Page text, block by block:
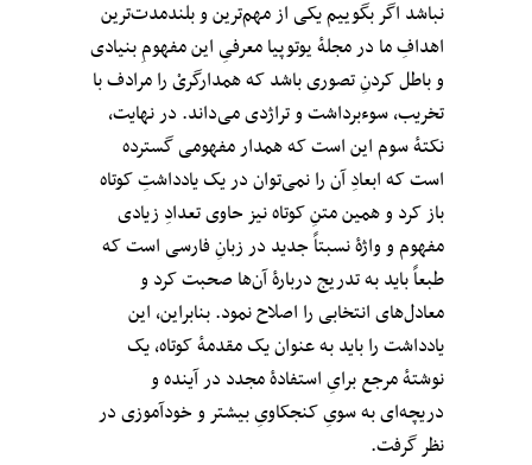
نباشد اگر بگوییم یکی از مهم‌ترین و بلندمدت‌ترین
اهدافِ ما در مجلهٔ یوتوپیا معرفیِ این مفهومِ بنیادی
و باطل کردنِ تصوری باشد که همدارگریْ را مرادف با
تخریب، سوءبرداشت و تراژدی می‌داند. در نهایت،
نکتهٔ سوم این است که همدار مفهومی گسترده
است که ابعادِ آن را نمی‌توان در یک یادداشتِ کوتاه
باز کرد و همین متنِ کوتاه نیز حاوی تعدادِ زیادی
مفهوم و واژهٔ نسبتاً جدید در زبانِ فارسی است که
طبعاً باید به تدریج دربارهٔ آن‌ها صحبت کرد و
معادل‌های انتخابی را اصلاح نمود. بنابراین، این
یادداشت را باید به عنوان یک مقدمهٔ کوتاه، یک
نوشتهٔ مرجع برایِ استفادهٔ مجدد در آینده و
دریچه‌ای به سویِ کنجکاویِ بیشتر و خودآموزی در
نظر گرفت.